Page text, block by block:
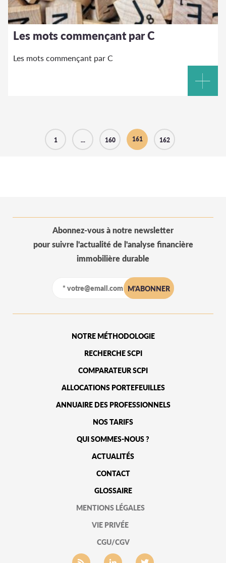
Les mots commençant par C
Les mots commençant par C
1 ... 160 161 162
Abonnez-vous à notre newsletter
pour suivre l'actualité de l'analyse financière
immobilière durable
NOTRE MÉTHODOLOGIE
RECHERCHE SCPI
COMPARATEUR SCPI
ALLOCATIONS PORTEFEUILLES
ANNUAIRE DES PROFESSIONNELS
NOS TARIFS
QUI SOMMES-NOUS ?
ACTUALITÉS
CONTACT
GLOSSAIRE
MENTIONS LÉGALES
VIE PRIVÉE
CGU/CGV